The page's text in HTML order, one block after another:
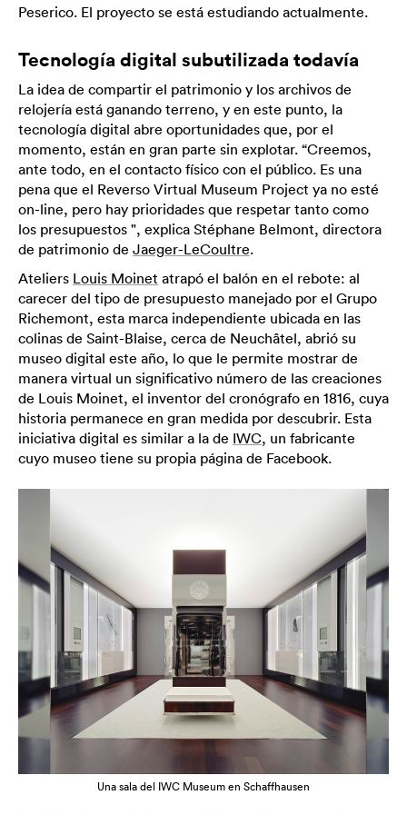
Peserico. El proyecto se está estudiando actualmente.
Tecnología digital subutilizada todavía
La idea de compartir el patrimonio y los archivos de
relojería está ganando terreno, y en este punto, la
tecnología digital abre oportunidades que, por el
momento, están en gran parte sin explotar. “Creemos,
ante todo, en el contacto físico con el público. Es una
pena que el Reverso Virtual Museum Project ya no esté
on-line, pero hay prioridades que respetar tanto como
los presupuestos ", explica Stéphane Belmont, directora
de patrimonio de Jaeger-LeCoultre.
Ateliers Louis Moinet atrapó el balón en el rebote: al
carecer del tipo de presupuesto manejado por el Grupo
Richemont, esta marca independiente ubicada en las
colinas de Saint-Blaise, cerca de Neuchâtel, abrió su
museo digital este año, lo que le permite mostrar de
manera virtual un significativo número de las creaciones
de Louis Moinet, el inventor del cronógrafo en 1816, cuya
historia permanece en gran medida por descubrir. Esta
iniciativa digital es similar a la de IWC, un fabricante
cuyo museo tiene su propia página de Facebook.
Una sala del IWC Museum en Schaffhausen